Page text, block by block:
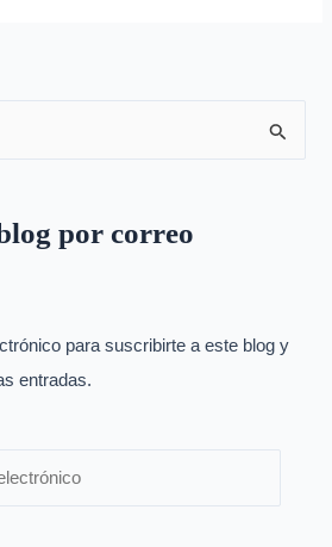
por correo
para suscribirte a este blog y
entradas.